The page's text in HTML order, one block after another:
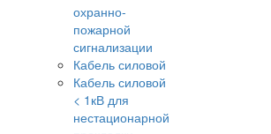
охранно-
пожарной
сигнализации
Кабель силовой
Кабель силовой
< 1кВ для
нестационарной